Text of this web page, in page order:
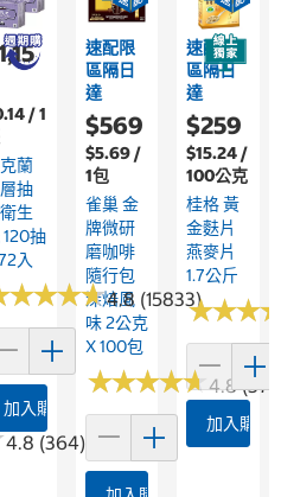
4.8 (364)
/ 1
蘭
抽
生
120抽
入
★★★★
★★★★4.8 (15833)
加入購物車
速配限
區隔日
達
$569
$5.69 /
1包
雀巢 金
牌微研
磨咖啡
隨行包
深焙風
味 2公克
X 100包
★★★★★
★★★★★4.8
速配限
區隔日
達
$259
$15.24 /
100公克
桂格 黃
金麩片
燕麥片
1.7公斤
★★★
★★★
加入購物